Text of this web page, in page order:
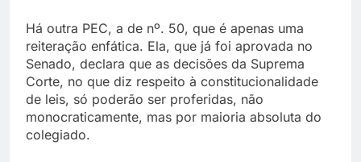
Há outra PEC, a de nº. 50, que é apenas uma
reiteração enfática. Ela, que já foi aprovada no
Senado, declara que as decisões da Suprema
Corte, no que diz respeito à constitucionalidade
de leis, só poderão ser proferidas, não
monocraticamente, mas por maioria absoluta do
colegiado.